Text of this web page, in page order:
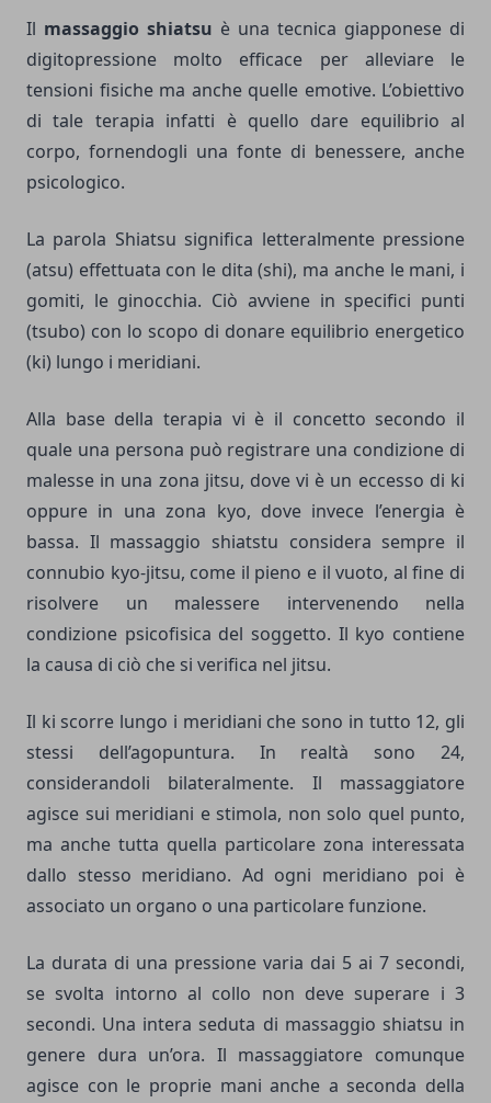
Il massaggio shiatsu è una tecnica giapponese di
digitopressione molto efficace per alleviare le
tensioni fisiche ma anche quelle emotive. L’obiettivo
di tale terapia infatti è quello dare equilibrio al
corpo, fornendogli una fonte di benessere, anche
psicologico.
La parola Shiatsu significa letteralmente pressione
(atsu) effettuata con le dita (shi), ma anche le mani, i
gomiti, le ginocchia. Ciò avviene in specifici punti
(tsubo) con lo scopo di donare equilibrio energetico
(ki) lungo i meridiani.
Alla base della terapia vi è il concetto secondo il
quale una persona può registrare una condizione di
malesse in una zona jitsu, dove vi è un eccesso di ki
oppure in una zona kyo, dove invece l’energia è
bassa. Il massaggio shiatstu considera sempre il
connubio kyo-jitsu, come il pieno e il vuoto, al fine di
risolvere un malessere intervenendo nella
condizione psicofisica del soggetto. Il kyo contiene
la causa di ciò che si verifica nel jitsu.
Il ki scorre lungo i meridiani che sono in tutto 12, gli
stessi dell’agopuntura. In realtà sono 24,
considerandoli bilateralmente. Il massaggiatore
agisce sui meridiani e stimola, non solo quel punto,
ma anche tutta quella particolare zona interessata
dallo stesso meridiano. Ad ogni meridiano poi è
associato un organo o una particolare funzione.
La durata di una pressione varia dai 5 ai 7 secondi,
se svolta intorno al collo non deve superare i 3
secondi. Una intera seduta di massaggio shiatsu in
genere dura un’ora. Il massaggiatore comunque
agisce con le proprie mani anche a seconda della